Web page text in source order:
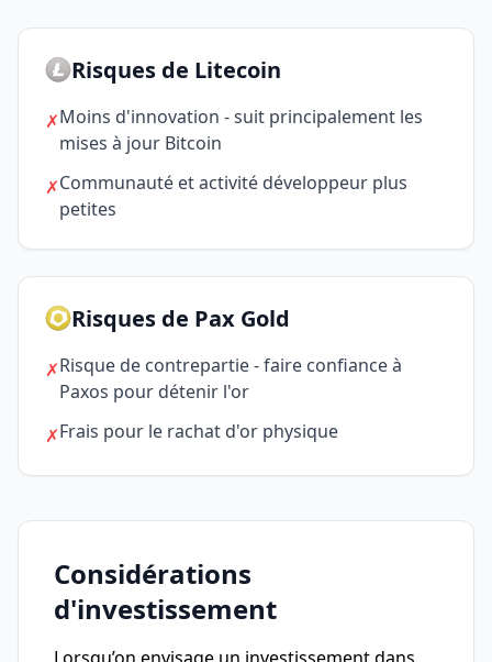
Risques de Litecoin
✗Moins d'innovation - suit principalement les
mises à jour Bitcoin
✗Communauté et activité développeur plus
petites
Risques de Pax Gold
✗Risque de contrepartie - faire confiance à
Paxos pour détenir l'or
✗Frais pour le rachat d'or physique
Considérations
d'investissement